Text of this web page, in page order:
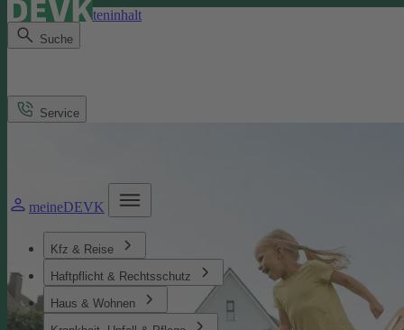
Direkt zum Seiteninhalt
Suche
meineDEVK
Kfz & Reise
Haftpflicht & Rechtsschutz
Haus & Wohnen
Service